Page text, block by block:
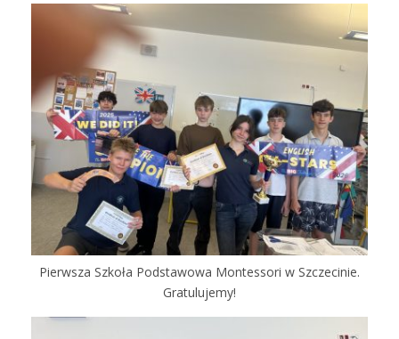
Pierwsza Szkoła Podstawowa Montessori w Szczecinie.
Gratulujemy!